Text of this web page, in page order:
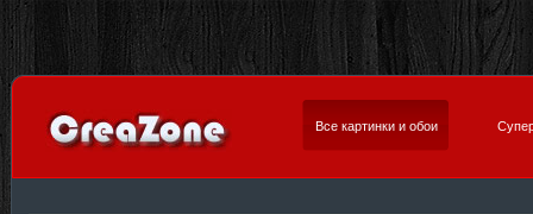
Все картинки и обои